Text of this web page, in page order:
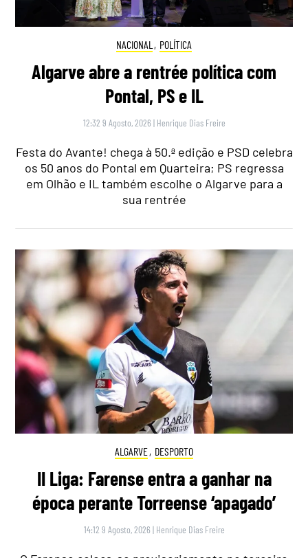
NACIONAL , POLÍTICA
Algarve abre a rentrée política com
Pontal, PS e IL
12:32 9 Agosto, 2026 | Henrique Dias Freire
Festa do Avante! chega à 50.ª edição e PSD celebra
os 50 anos do Pontal em Quarteira; PS regressa
em Olhão e IL também escolhe o Algarve para a
sua rentrée
ALGARVE, DESPORTO
II Liga: Farense entra a ganhar na
época perante Torreense ‘apagado’
14:12 9 Agosto, 2026 | Henrique Dias Freire